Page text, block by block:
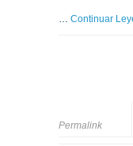
… Continuar
Permalink